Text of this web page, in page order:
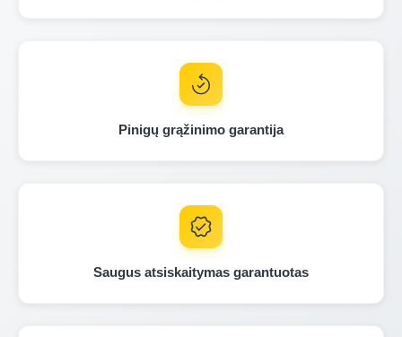
Copart
Pinigų grąžinimo garantija
Saugus atsiskaitymas garantuotas